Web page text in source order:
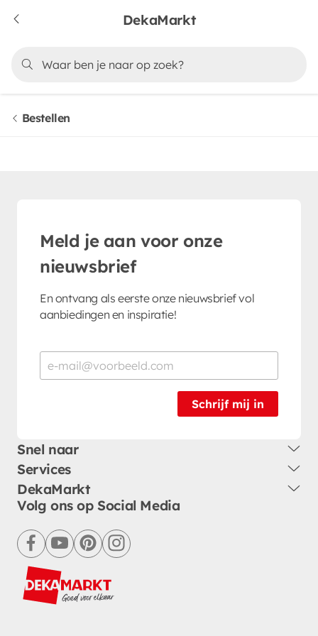
DekaMarkt
Bestellen
Meld je aan voor onze
nieuwsbrief
En ontvang als eerste onze nieuwsbrief vol
aanbiedingen en inspiratie!
Schrijf mij in
Snel naar
Services
DekaMarkt
Volg ons op Social Media
facebookyoutubepinterestinstagram